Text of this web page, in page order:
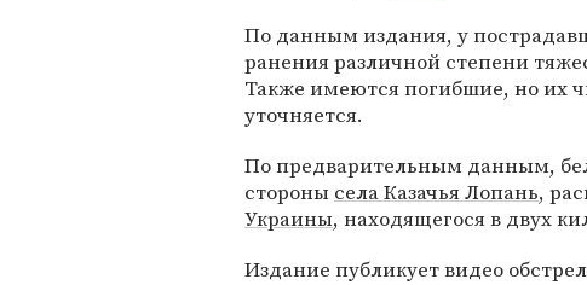
По данным издания, у
ранения различной степени
Также имеются погибшие, но их
уточняется.
По предварительным данным,
стороны села Казачья Лопань,
Украины, находящегося в двух
Издание публикует видео